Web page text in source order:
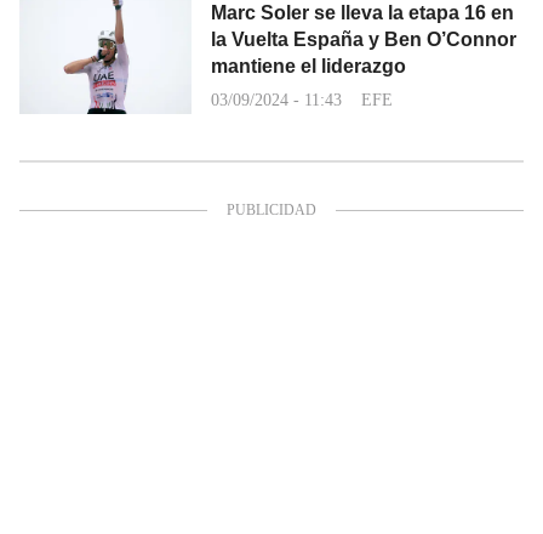
Marc Soler se lleva la etapa 16 en
la Vuelta España y Ben O’Connor
mantiene el liderazgo
03/09/2024 - 11:43 EFE